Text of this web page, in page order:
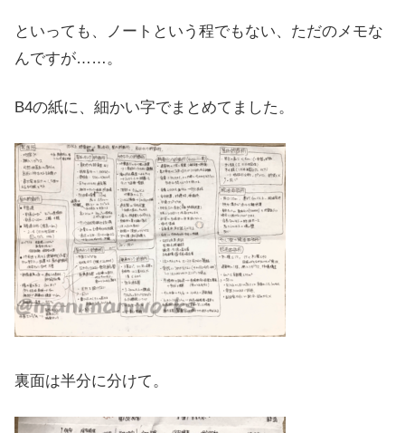
といっても、ノートという程でもない、ただのメモな
んですが……。
B4の紙に、細かい字でまとめてました。
裏面は半分に分けて。